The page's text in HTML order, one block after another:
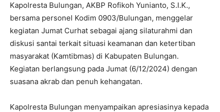
Kapolresta Bulungan, AKBP Rofikoh Yunianto, S.I.K.,
bersama personel Kodim 0903/Bulungan, menggelar
kegiatan Jumat Curhat sebagai ajang silaturahmi dan
diskusi santai terkait situasi keamanan dan ketertiban
masyarakat (Kamtibmas) di Kabupaten Bulungan.
Kegiatan berlangsung pada Jumat (6/12/2024) dengan
suasana akrab dan penuh kehangatan.
Kapolresta Bulungan menyampaikan apresiasinya kepada